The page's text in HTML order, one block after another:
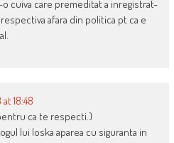
cuiva care premeditat a inregistrat-
afara din politica pt ca e
18:48
ca te respecti.)
lui Ioska aparea cu siguranta in